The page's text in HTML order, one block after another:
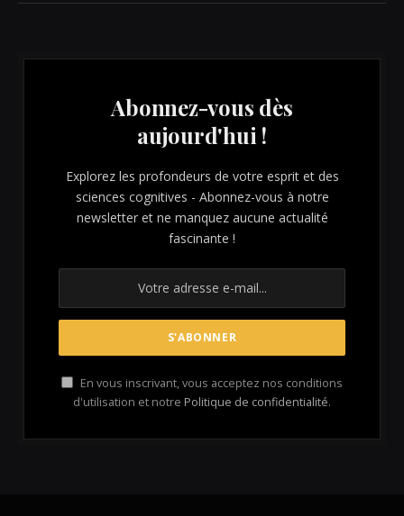
Abonnez-vous dès
aujourd'hui !
Explorez les profondeurs de votre esprit et des
sciences cognitives - Abonnez-vous à notre
newsletter et ne manquez aucune actualité
fascinante !
En vous inscrivant, vous acceptez nos conditions
d'utilisation et notre Politique de confidentialité.